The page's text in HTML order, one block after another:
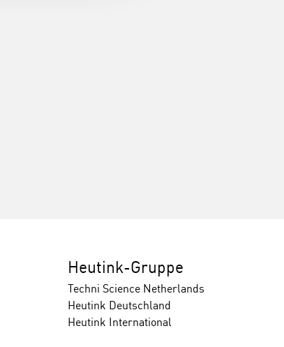
Heutink-Gruppe
Techni Science Netherlands
Heutink Deutschland
Heutink International